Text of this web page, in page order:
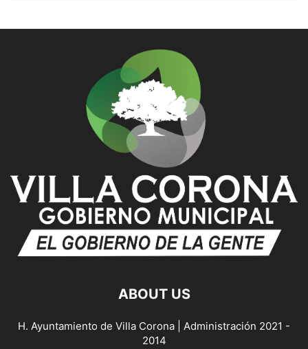
ABOUT US
H. Ayuntamiento de Villa Corona | Administración 2021 -
2014